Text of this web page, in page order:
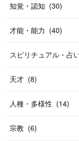
知覚・認知 (30)
才能・能力 (40)
スピリチュアル・占
天才 (8)
人種・多様性 (14)
宗教 (6)